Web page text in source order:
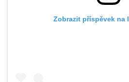
Zobrazit příspěvek na